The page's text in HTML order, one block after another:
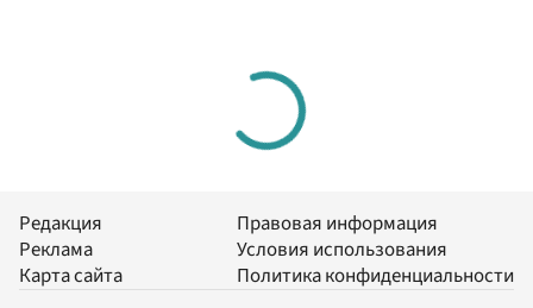
Редакция
Реклама
Карта сайта
Правовая информация
Условия использования
Политика конфиденциальности